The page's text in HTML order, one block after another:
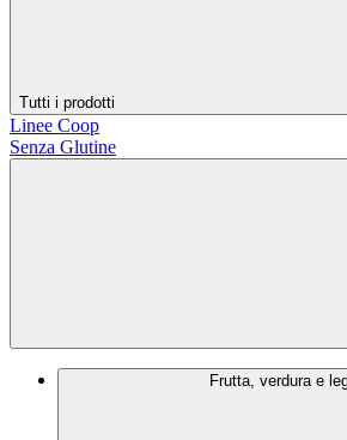
Tutti i prodotti
Linee Coop
Senza Glutine
Frutta, verdura e